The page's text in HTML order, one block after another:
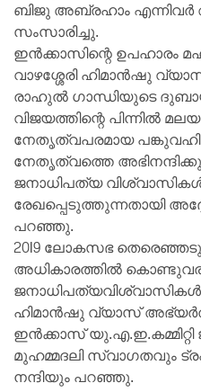
ബിജു അബ്രഹാം
സംസാരിച്ചു.
ഇൻക്കാസിന്റെ ഉപഹാരം
വാഴശ്ശേരി ഹിമാൻഷു
രാഹുൽ ഗാന്ധിയുടെ
വിജയത്തിന്റെ പിന്നിൽ
നേതൃത്വപരമായ
നേതൃത്വത്തെ
ജനാധിപത്യ
രേഖപ്പെടുത്തുന്നതായി
പറഞ്ഞു.
20l9 ലോകസഭ
അധികാരത്തിൽ
ഹിമാൻഷു വ്യാസ്
ഇൻക്കാസ്
മുഹമ്മദലി സ്വാഗതവും
നന്ദിയും പറഞ്ഞു.